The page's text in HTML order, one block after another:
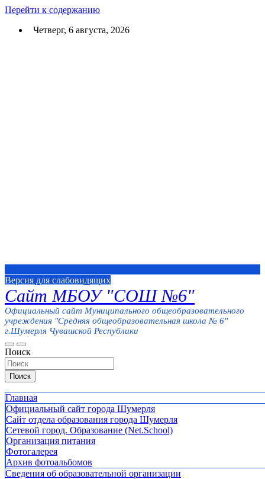
Перейти к содержанию
Четверг, 6 августа, 2026
Версия для слабовидящих
Сайт МБОУ "СОШ №6"
Официальный сайт Муниципального общеобразовательного
учреждения "Средняя общеобразовательная школа № 6"
г.Шумерля Чувашской Республики
Поиск
Поиск
Главная
Официальный сайт города Шумерля
Сайт отдела образования города Шумерля
Сетевой город. Образование (Net.School)
Организация питания
Фотогалерея
Архив фотоальбомов
Сведения об образовательной организации